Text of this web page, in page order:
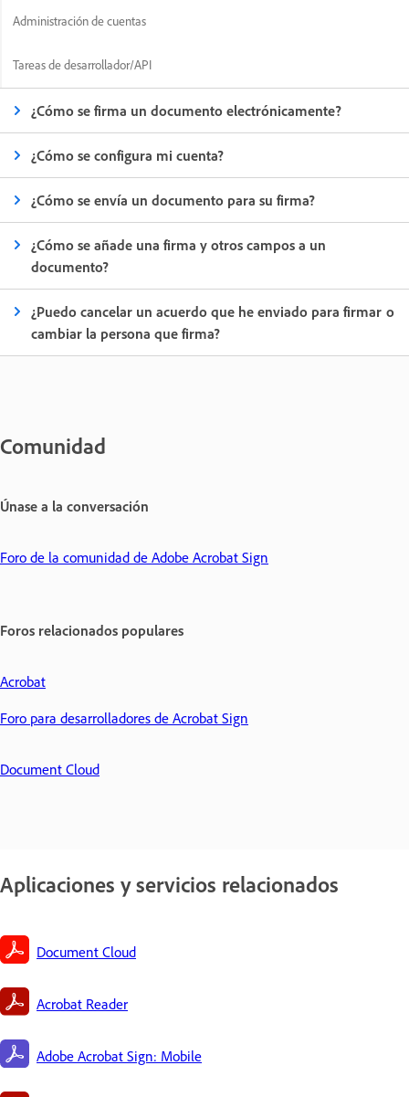
Administración de cuentas
Tareas de desarrollador/API
¿Cómo se firma un documento electrónicamente?
¿Cómo se configura mi cuenta?
¿Cómo se envía un documento para su firma?
¿Cómo se añade una firma y otros campos a un
documento?
¿Puedo cancelar un acuerdo que he enviado para firmar o
cambiar la persona que firma?
Comunidad
Únase a la conversación
Foro de la comunidad de Adobe Acrobat Sign
Foros relacionados populares
Acrobat
Foro para desarrolladores de Acrobat Sign
Document Cloud
Aplicaciones y servicios relacionados
Document Cloud
Acrobat Reader
Adobe Acrobat Sign: Mobile